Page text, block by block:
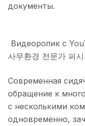
документы.
Видеоролик c
사무환경 전문가 퍼
Современная
обращение к
с несколькими
одновременно,